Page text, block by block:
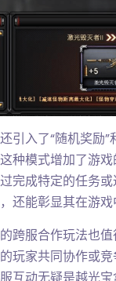
引入了“随机奖励
种模式增加了游
完成特定的任务
还能彰显其在游戏
跨服合作玩法也
玩家共同协作或